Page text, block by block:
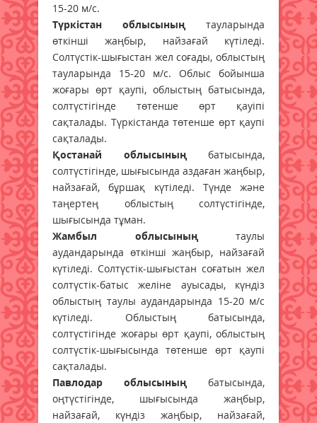
15-20 м/с.
Түркістан облысының тауларында
өткінші жаңбыр, найзағай күтіледі.
Солтүстік-шығыстан жел соғады, облыстың
тауларында 15-20 м/с. Облыс бойынша
жоғары өрт қаупі, облыстың батысында,
солтүстігінде төтенше өрт қауіпі
сақталады. Түркістанда төтенше өрт қаупі
сақталады.
Қостанай облысының батысында,
солтүстігінде, шығысында аздаған жаңбыр,
найзағай, бұршақ күтіледі. Түнде және
таңертең облыстың солтүстігінде,
шығысында тұман.
Жамбыл облысының таулы
аудандарында өткінші жаңбыр, найзағай
күтіледі. Солтүстік-шығыстан соғатын жел
солтүстік-батыс желіне ауысады, күндіз
облыстың таулы аудандарында 15-20 м/с
күтіледі. Облыстың батысында,
солтүстігінде жоғары өрт қаупі, облыстың
солтүстік-шығысында төтенше өрт қаупі
сақталады.
Павлодар облысының батысында,
оңтүстігінде, шығысында жаңбыр,
найзағай, күндіз жаңбыр, найзағай,